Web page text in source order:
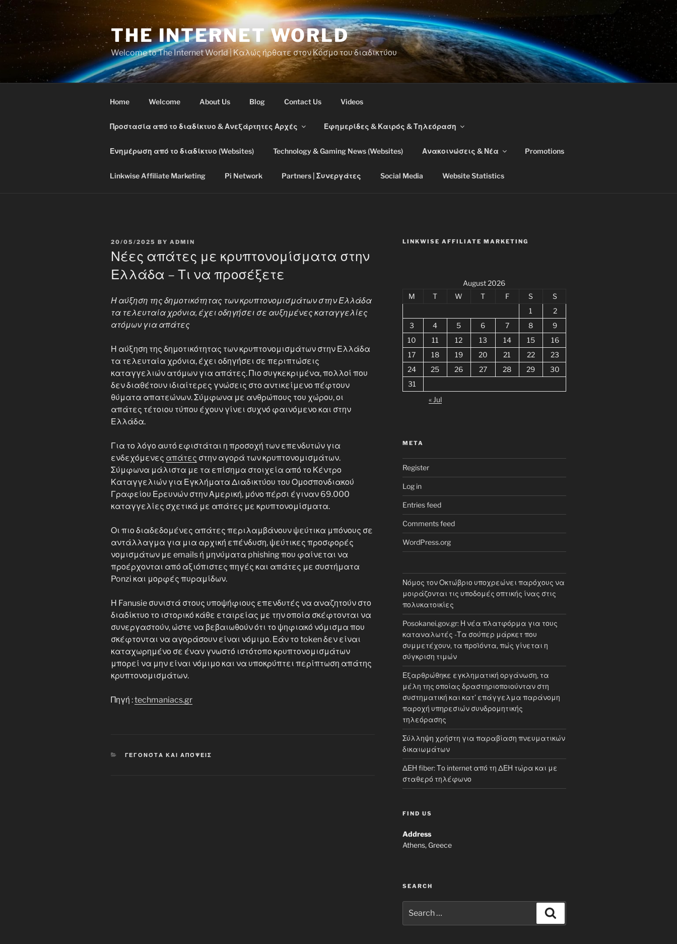
Skip
content
THE INTERNET WORLD
Welcome to The Internet World | Καλώς ήρθατε στον Κόσμο του διαδικτύου
Home Welcome About Us Blog Contact Us Videos
Προστασία από το διαδίκτυο & Ανεξάρτητες Αρχές Εφημερίδες & Καιρός & Τηλεόραση
Ενημέρωση από το διαδίκτυο (Websites) Technology & Gaming News (Websites) Ανακοινώσεις & Νέα Promotions
Linkwise Affiliate Marketing Pi Network Partners | Συνεργάτες Social Media Website Statistics
POSTED
20/05/2025 BY ADMIN
Νέες απάτες με κρυπτονομίσματα στην
Ελλάδα – Τι να προσέξετε
Η αύξηση της δημοτικότητας των κρυπτονομισμάτων στην Ελλάδα
τα τελευταία χρόνια, έχει οδηγήσει σε αυξημένες καταγγελίες
ατόμων για απάτες
Η αύξηση της δημοτικότητας των κρυπτονομισμάτων στην Ελλάδα
τα τελευταία χρόνια, έχει οδηγήσει σε περιπτώσεις
καταγγελιών ατόμων για απάτες. Πιο συγκεκριμένα, πολλοί που
δεν διαθέτουν ιδιαίτερες γνώσεις στο αντικείμενο πέφτουν
θύματα απατεώνων. Σύμφωνα με ανθρώπους του χώρου, οι
απάτες τέτοιου τύπου έχουν γίνει συχνό φαινόμενο και στην
Ελλάδα.
Για το λόγο αυτό εφιστάται η προσοχή των επενδυτών για
ενδεχόμενες απάτες στην αγορά των κρυπτονομισμάτων.
Σύμφωνα μάλιστα με τα επίσημα στοιχεία από το Κέντρο
Καταγγελιών για Εγκλήματα Διαδικτύου του Ομοσπονδιακού
Γραφείου Ερευνών στην Αμερική, μόνο πέρσι έγιναν 69.000
καταγγελίες σχετικά με απάτες με κρυπτονομίσματα.
Οι πιο διαδεδομένες απάτες περιλαμβάνουν ψεύτικα μπόνους σε
αντάλλαγμα για μια αρχική επένδυση, ψεύτικες προσφορές
νομισμάτων με emails ή μηνύματα phishing που φαίνεται να
προέρχονται από αξιόπιστες πηγές και απάτες με συστήματα
Ponzi και μορφές πυραμίδων.
Η Fanusie συνιστά στους υποψήφιους επενδυτές να αναζητούν στο
διαδίκτυο το ιστορικό κάθε εταιρείας με την οποία σκέφτονται να
συνεργαστούν, ώστε να βεβαιωθούν ότι το ψηφιακό νόμισμα που
σκέφτονται να αγοράσουν είναι νόμιμο. Εάν το token δεν είναι
καταχωρημένο σε έναν γνωστό ιστότοπο κρυπτονομισμάτων
μπορεί να μην είναι νόμιμο και να υποκρύπτει περίπτωση απάτης
κρυπτονομισμάτων.
Πηγή :techmaniacs.gr
CATEGORIES
ΓΕΓΟΝΌΤΑ ΚΑΙ ΑΠΌΨΕΙΣ
LINKWISE AFFILIATE MARKETING
August 2026
M
T W T F S
S
1
2
3
4 5 6 7 8
9
10
11 12 13 14 15
16
17
18 19 20 21 22
23
24
25 26 27 28 29
30
31
« Jul
META
Register
Log in
Entries feed
Comments feed
WordPress.org
Νόμος τον Οκτώβριο υποχρεώνει παρόχους να
μοιράζονται τις υποδομές οπτικής ίνας στις
πολυκατοικίες
Posokanei.gov.gr: Η νέα πλατφόρμα για τους
καταναλωτές -Τα σούπερ μάρκετ που
συμμετέχουν, τα προϊόντα, πώς γίνεται η
σύγκριση τιμών
Εξαρθρώθηκε εγκληματική οργάνωση, τα
μέλη της οποίας δραστηριοποιούνταν στη
συστηματική και κατ’ επάγγελμα παράνομη
παροχή υπηρεσιών συνδρομητικής
τηλεόρασης
Σύλληψη χρήστη για παραβίαση πνευματικών
δικαιωμάτων
ΔΕΗ fiber: Το internet από τη ΔΕΗ τώρα και με
σταθερό τηλέφωνο
FIND US
Address
Athens, Greece
SEARCH
for: